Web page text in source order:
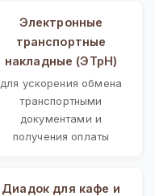
Электронные
транспортные
накладные (ЭТрН)
для ускорения обмена
транспортными
документами и
получения оплаты
Диадок для кафе и